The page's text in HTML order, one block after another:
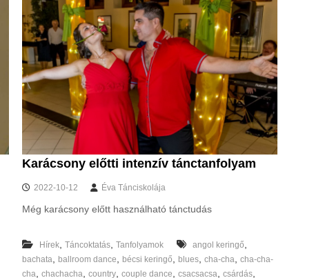
Karácsony előtti intenzív tánctanfolyam
2022-10-12 Éva Tánciskolája
Még karácsony előtt használható tánctudás
Hírek ,Táncoktatás ,Tanfolyamok angol keringő
bachata ballroom dance bécsi keringő blues ,cha-cha ,cha-cha-
cha ,chachacha ,country ,couple dance ,csacsacsa ,csárdás